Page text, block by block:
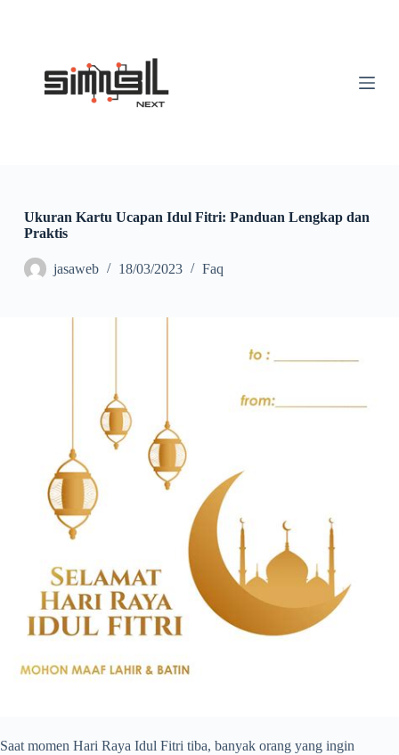
Ukuran Kartu Ucapan Idul Fitri: Panduan Lengkap dan
Praktis
jasaweb 18/03/2023 Faq
Saat momen Hari Raya Idul Fitri tiba, banyak orang yang ingin